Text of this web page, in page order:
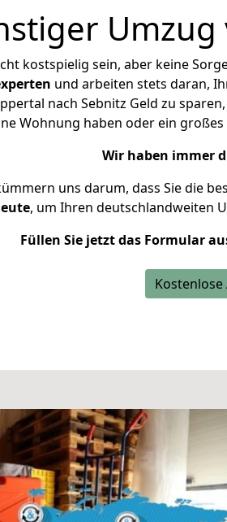
kostspielig sein, aber keine
und arbeiten stets daran,
nach Sebnitz Geld zu
Wohnung haben oder ein
Wir haben immer
uns darum, dass Sie die
, um Ihren deutschlandweiten
Füllen Sie jetzt das Formular